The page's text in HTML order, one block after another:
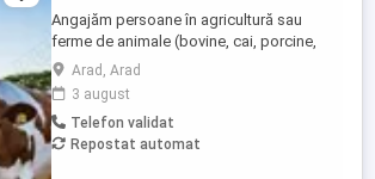
Angajăm persoane în agricultură sau
ferme de animale (bovine, cai, porcine,
caprine, si păsari) în Germania. Salar
atractiv incepand de la 1900 euro net lună
plus ore suplimentare plătite Cazare și
asigurare de sănătate plătite de angajator
Transport până la locul de muncă Nu se
Arad, Arad
3 august
Telefon validat
Repostat automat